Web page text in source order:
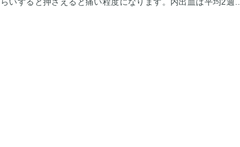
らいすると押さえると痛い程度になります。内出血は平均2週間